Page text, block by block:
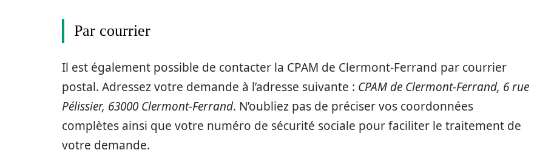
Par courrier
Il est également possible de contacter la CPAM de Clermont-Ferrand par courrier
postal. Adressez votre demande à l’adresse suivante : CPAM de Clermont-Ferrand, 6 rue
Pélissier, 63000 Clermont-Ferrand. N’oubliez pas de préciser vos coordonnées
complètes ainsi que votre numéro de sécurité sociale pour faciliter le traitement de
votre demande.